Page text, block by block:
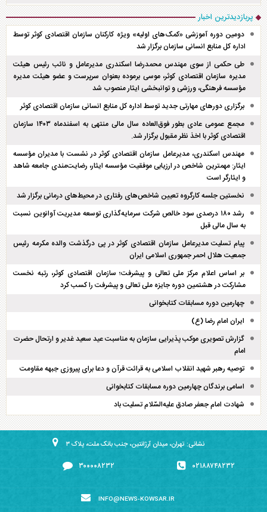
پربازدیدترین اخبار
دومین دوره آموزشی «کمک‌های اولیه» ویژه کارکنان سازمان اقتصادی کوثر توسط
اداره کل منابع انسانی سازمان برگزار شد
طی حکمی از سوی مهندس محمدرضا اسکندری مدیرعامل و نائب رئیس هیئت
مدیره سازمان اقتصادی کوثر، موسی برموده بعنوان سرپرست و عضو هیئت مدیره
مؤسسه فرهنگی، ورزشی و توانبخشی ایثار منصوب شد
برگزاری دور‌های مهارتی جدید توسط اداره کل منابع انسانی سازمان اقتصادی کوثر
مجمع عمومی عادی بطور فوق‌العاده سال مالی منتهی به اسفند‌ماه ۱۴۰۳ سازمان
اقتصادی کوثر با اخذ نظر مقبول برگزار شد.
مهندس اسکندری، مدیرعامل سازمان اقتصادی کوثر در نشست با مدیران مؤسسه
ایثار: مهمترین شاخص در ارزیابی موفقیت مؤسسه ایثار، رضایت‌مندی جامعه شاهد
و ایثارگر است
نخستین جلسه کارگروه تعیین شاخص‌های رفتاری در محیط‌های درمانی برگزار شد
رشد ۱۸۰ درصدی سود خالص شرکت سرمایه‌گذاری توسعه مدیریت آوانوین نسبت
به سال مالی قبل
پیام تسلیت مدیرعامل سازمان اقتصادی کوثر در پی درگذشت والده مکرمه رئیس
جمعیت هلال احمر جمهوری اسلامی ایران
بر اساس اعلام مرکز ملی تعالی و پیشرفت؛ سازمان اقتصادی کوثر، رتبه نخست
مشارکت در هشتمین دوره جایزه ملی تعالی و پیشرفت را کسب کرد
چهارمین دوره مسابقات کتابخوانی
ایران امام رضا (ع)
گزارش تصویری موکب پذیرایی سازمان به مناسبت عید سعید غدیر و ارتحال حضرت
امام
توصیه رهبر شهید انقلاب اسلامی به قرائت قرآن و دعا برای پیروزی جبهه مقاومت
اسامی برندگان چهارمین دوره مسابقات کتابخوانی
شهادت امام جعفر صادق علیه‌السّلام تسلیت باد
نشانی: تهران، میدان آرژانتین، جنب بانک ملت، پلاک ۳
۰۲۱۸۸۷۴۸۲۳۲ ۳۰۰۰۰۸۲۳۲
INFO@NEWS-KOWSAR.IR